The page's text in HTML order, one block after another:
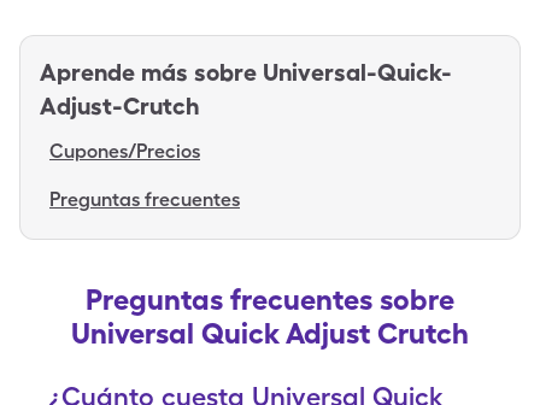
Aprende más sobre Universal-Quick-
Adjust-Crutch
Cupones/Precios
Preguntas frecuentes
Preguntas frecuentes sobre
Universal Quick Adjust Crutch
¿Cuánto cuesta Universal Quick